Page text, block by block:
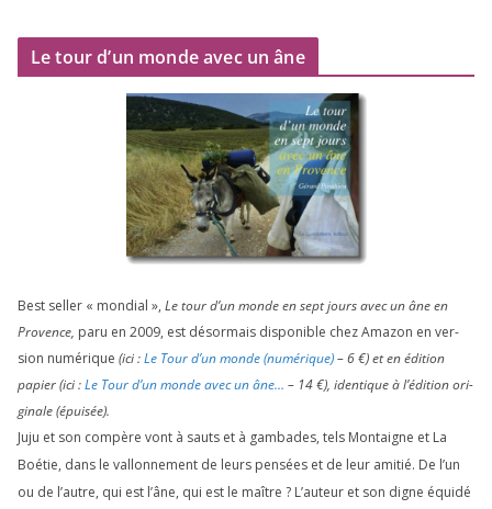
Le tour d’un monde avec un âne
Best sel­ler « mon­dial », Le tour d’un monde en sept jours avec un âne en
Provence, paru en 2009, est désor­mais dis­po­nible chez Amazon en ver­
sion numé­rique (ici :Le Tour d’un monde (numé­rique)–6€) et en édi­tion
papier (ici :Le Tour d’un monde avec un âne… – 14€), iden­tique à l’é­di­tion ori­
gi­nale (épui­sée).
Juju et son com­père vont à sauts et à gam­bades, tels Montaigne et La
Boétie, dans le val­lon­ne­ment de leurs pen­sées et de leur ami­tié. De l’un
ou de l’autre, qui est l’âne, qui est le maître ? L’auteur et son digne équi­dé